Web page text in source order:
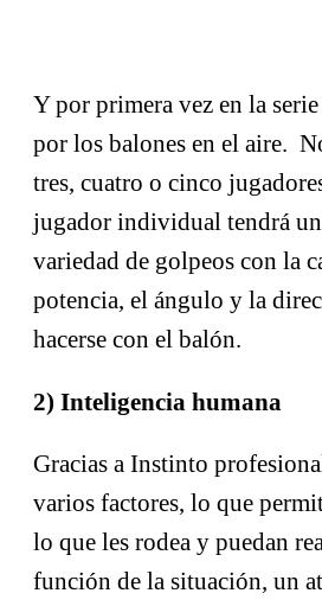
Y por primera vez en la
por los balones en el aire.
tres, cuatro o cinco
jugador individual tendrá
variedad de golpeos con la
potencia, el ángulo y la
hacerse con el balón.
2) Inteligencia humana
Gracias a Instinto profesional
varios factores, lo que
lo que les rodea y puedan
función de la situación, un